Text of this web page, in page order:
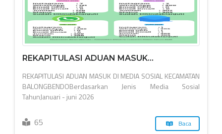
REKAPITULASI ADUAN MASUK...
REKAPITULASI ADUAN MASUK DI MEDIA SOSIAL KECAMATAN
BALONGBENDOBerdasarkan Jenis Media Sosial
TahunJanuari - juni 2026
65 Baca